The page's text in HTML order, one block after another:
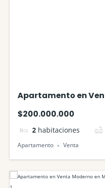
Apartamento en
$200.000.000
2 habitaciones
Apartamento Venta